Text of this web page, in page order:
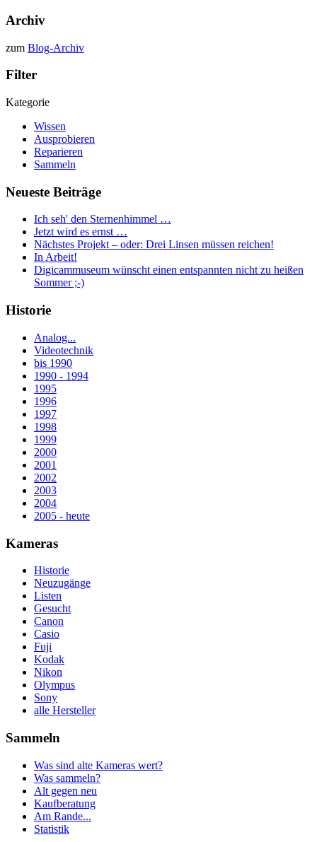
Archiv
zum Blog-Archiv
Filter
Kategorie
Wissen
Ausprobieren
Reparieren
Sammeln
Neueste Beiträge
Ich seh' den Sternenhimmel …
Jetzt wird es ernst …
Nächstes Projekt – oder: Drei Linsen müssen reichen!
In Arbeit!
Digicammuseum wünscht einen entspannten nicht zu heißen
Sommer ;-)
Historie
Analog...
Videotechnik
bis 1990
1990 - 1994
1995
1996
1997
1998
1999
2000
2001
2002
2003
2004
2005 - heute
Kameras
Historie
Neuzugänge
Listen
Gesucht
Canon
Casio
Fuji
Kodak
Nikon
Olympus
Sony
alle Hersteller
Sammeln
Was sind alte Kameras wert?
Was sammeln?
Alt gegen neu
Kaufberatung
Am Rande...
Statistik